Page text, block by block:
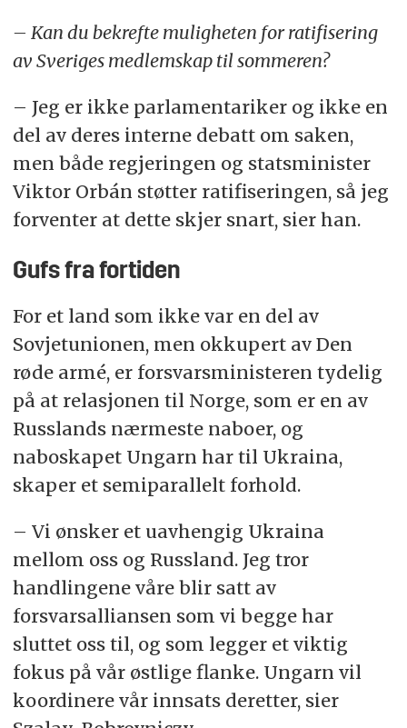
– Kan du bekrefte muligheten for ratifisering
av Sveriges medlemskap til sommeren?
– Jeg er ikke parlamentariker og ikke en
del av deres interne debatt om saken,
men både regjeringen og statsminister
Viktor Orbán støtter ratifiseringen, så jeg
forventer at dette skjer snart, sier han.
Gufs fra fortiden
For et land som ikke var en del av
Sovjetunionen, men okkupert av Den
røde armé, er forsvarsministeren tydelig
på at relasjonen til Norge, som er en av
Russlands nærmeste naboer, og
naboskapet Ungarn har til Ukraina,
skaper et semiparallelt forhold.
– Vi ønsker et uavhengig Ukraina
mellom oss og Russland. Jeg tror
handlingene våre blir satt av
forsvarsalliansen som vi begge har
sluttet oss til, og som legger et viktig
fokus på vår østlige flanke. Ungarn vil
koordinere vår innsats deretter, sier